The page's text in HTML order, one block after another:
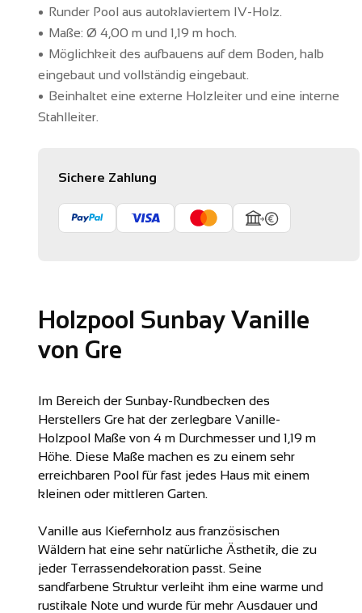
Sichere Zahlung
Runder Pool aus autoklaviertem IV-Holz.
Maße: Ø 4,00 m und 1,19 m hoch.
Möglichkeit des aufbauens auf dem Boden, halb
eingebaut und vollständig eingebaut.
Beinhaltet eine externe Holzleiter und eine interne
Stahlleiter.
Holzpool Sunbay Vanille
von Gre
Im Bereich der Sunbay-Rundbecken des
Herstellers Gre hat der zerlegbareVanille-
Holzpool Maße von 4 m Durchmesser und 1,19 m
Höhe. Diese Maße machen es zu einem sehr
erreichbaren Pool für fast jedes Haus mit einem
kleinen oder mittleren Garten.
Vanilleaus Kiefernholz aus französischen
Wäldernhat eine sehr natürliche Ästhetik, die zu
jeder Terrassendekoration passt. Seine
sandfarbene Struktur verleiht ihm eine warme und
rustikale Note und wurde für mehr Ausdauer und